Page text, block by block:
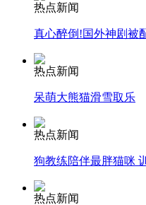
安徽一实载49人客车翻
热点新闻
真心醉倒!国外神剧被
热点新闻
呆萌大熊猫滑雪取乐
热点新闻
狗教练陪伴最胖猫咪
热点新闻